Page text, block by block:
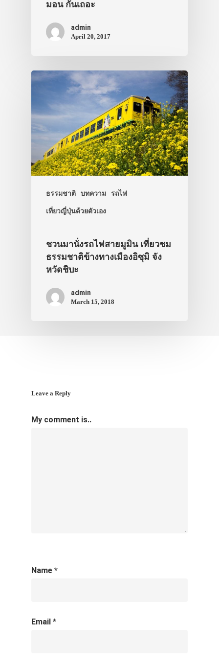
มอน กันเถอะ
admin
April 20, 2017
ธรรมชาติ บทความ รถไฟ
เที่ยวญี่ปุ่นด้วยตัวเอง
ชวนมานั่งรถไฟสายมูมิน เที่ยวชม
ธรรมชาติข้างทางเมืองอิซุมิ จัง
หวัดชิบะ
admin
March 15, 2018
Leave a Reply
My comment is..
Name *
Email *